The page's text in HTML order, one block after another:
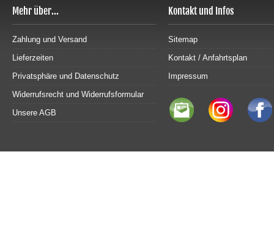
Mehr über...
Zahlung und Versand
Lieferzeiten
Privatsphäre und Datenschutz
Widerrufsrecht und Widerrufsformular
Unsere AGB
Kontakt und Infos
Sitemap
Kontakt / Anfahrtsplan
Impressum